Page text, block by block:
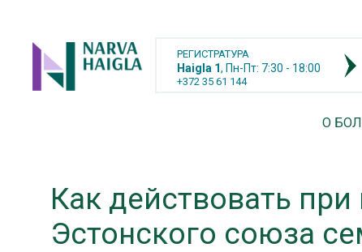
РЕГИСТРАТУРА
Haigla 1, Пн-Пт: 7:30 - 18:00
+372 35 61 144
О
Как действовать
Эстонского союза